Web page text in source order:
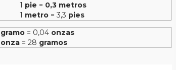
pie = 0,3 metros
metro = 3,3 pies
gramo = 0,04 onzas
onza = 28 gramos